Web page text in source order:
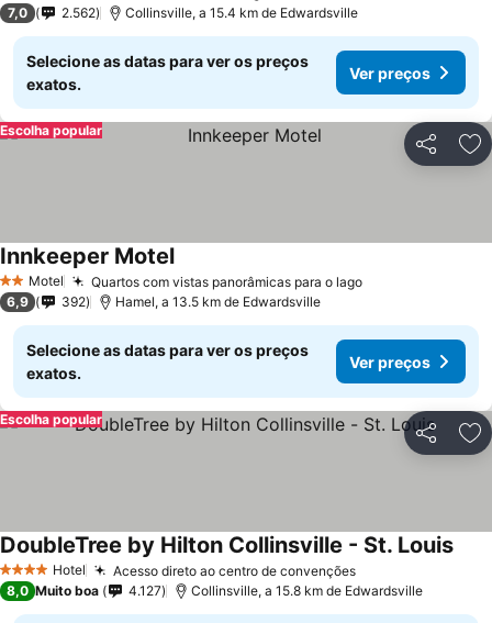
7,0 2.562 Collinsville, a 15.4 km de Edwardsville
Selecione as datas para ver os preços
exatos.
Ver preços
Partilhar
Escolha popular
2 Estrelas
Motel Quartos com vistas panorâmicas para o lagoVer preços
Innkeeper MotelVer preços
6,9 392 Hamel, a 13.5 km de Edwardsville
Selecione as datas para ver os preços
exatos.
Ver preços
Partilhar
Escolha popular
4 EstrelasHotel Acesso direto ao centro de convençõesVer preços
DoubleTree by Hilton Collinsville - St. LouisVer
8,0 Muito boa 4.127 Collinsville, a 15.8 km de Edwardsville